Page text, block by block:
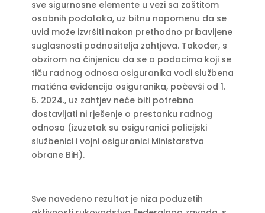
sve sigurnosne elemente u vezi sa zaštitom
osobnih podataka, uz bitnu napomenu da se
uvid može izvršiti nakon prethodno pribavljene
suglasnosti podnositelja zahtjeva. Također, s
obzirom na činjenicu da se o podacima koji se
tiču radnog odnosa osiguranika vodi službena
matična evidencija osiguranika, počevši od 1.
5. 2024., uz zahtjev neće biti potrebno
dostavljati ni rješenje o prestanku radnog
odnosa (izuzetak su osiguranici policijski
službenici i vojni osiguranici Ministarstva
obrane BiH).
Sve navedeno rezultat je niza poduzetih